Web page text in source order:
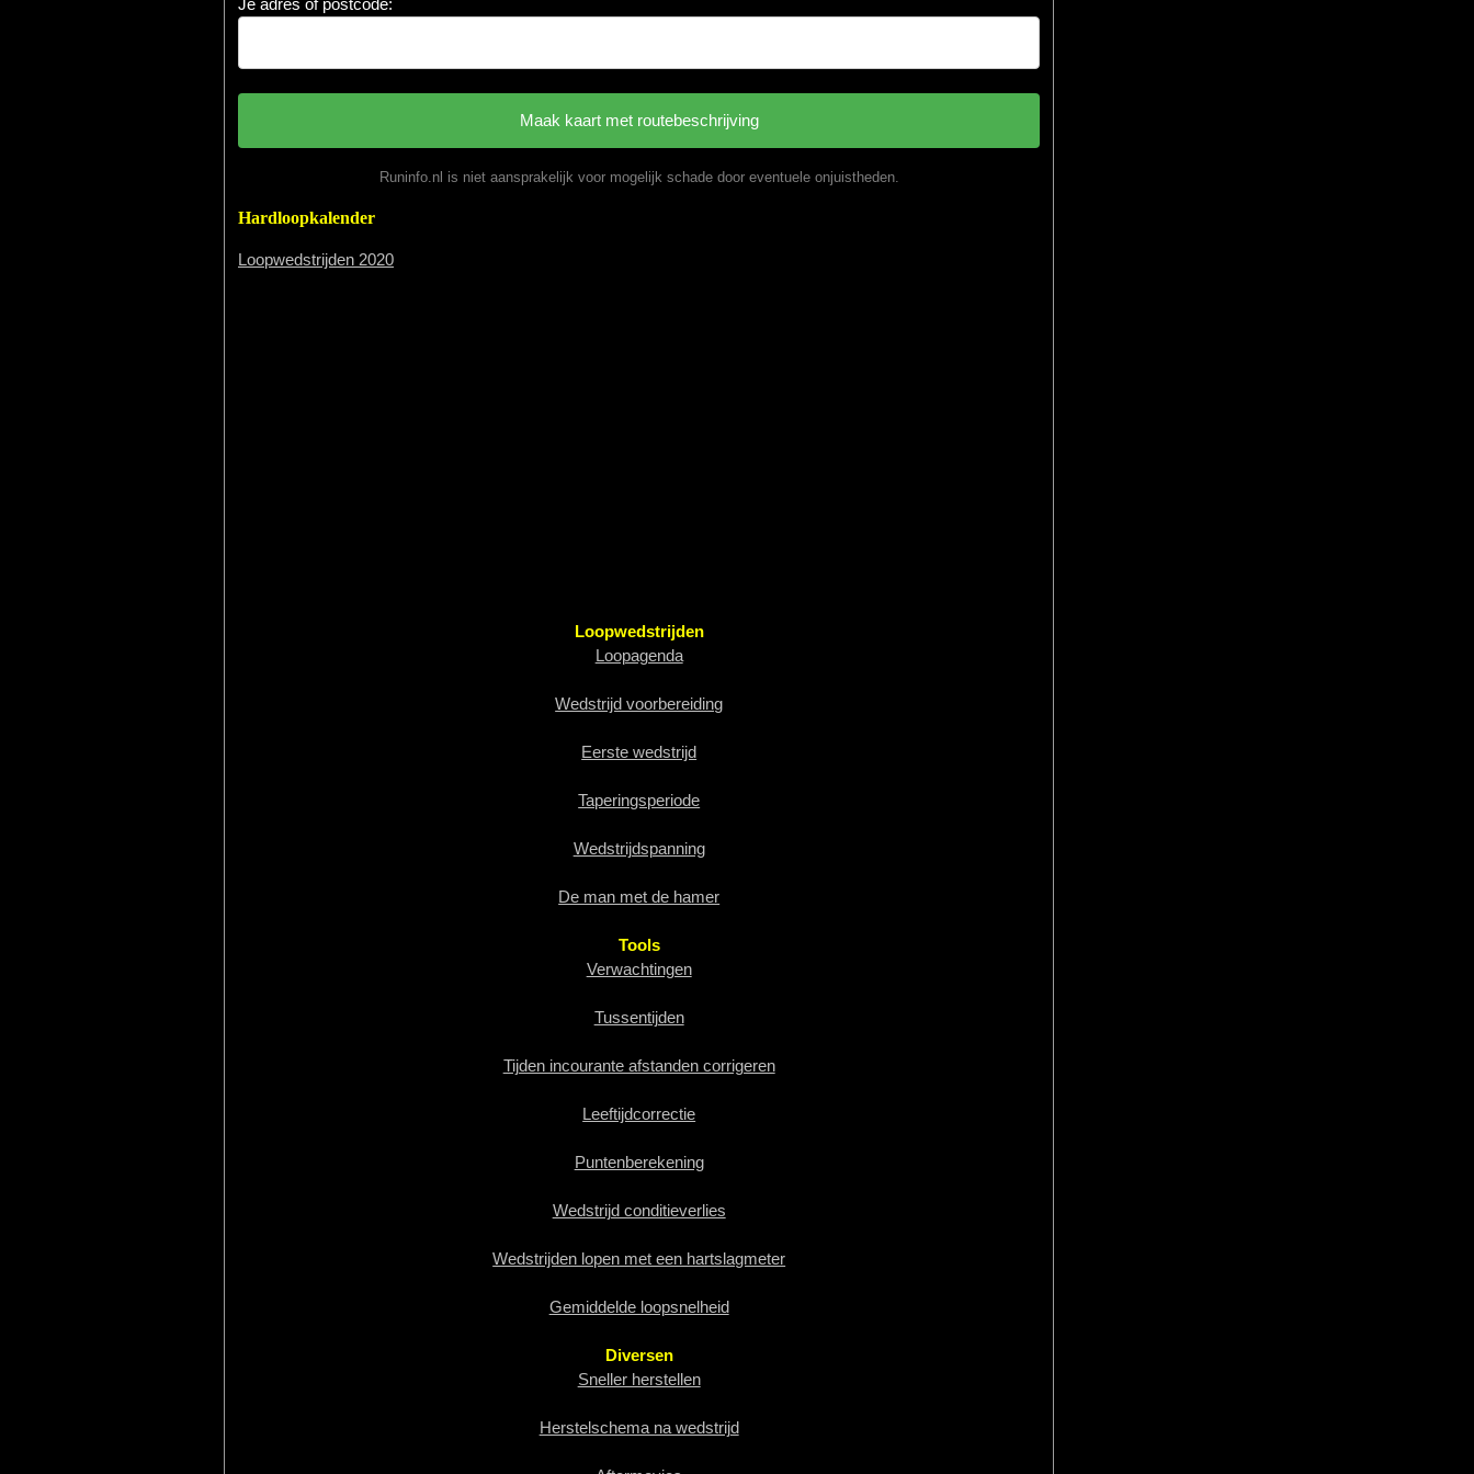
Runinfo.nl is niet aansprakelijk voor mogelijk schade door eventuele onjuistheden.
Hardloopkalender
Loopwedstrijden 2020
Loopwedstrijden
Loopagenda
Wedstrijd voorbereiding
Eerste wedstrijd
Taperingsperiode
Wedstrijdspanning
De man met de hamer
Tools
Verwachtingen
Tussentijden
Tijden incourante afstanden corrigeren
Leeftijdcorrectie
Puntenberekening
Wedstrijd conditieverlies
Wedstrijden lopen met een hartslagmeter
Gemiddelde loopsnelheid
Diversen
Sneller herstellen
Herstelschema na wedstrijd